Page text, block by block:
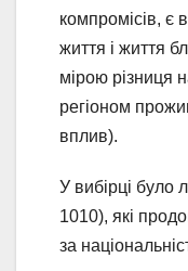
компромісів, є
життя і життя
мірою різниця
регіоном
вплив).
У вибірці було
1010), які
за